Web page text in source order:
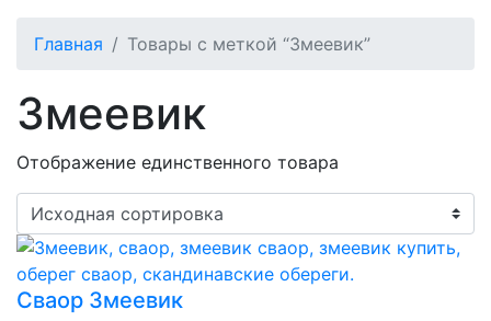
Главная Товары с меткой “Змеевик”
Змеевик
Отображение единственного товара
Сваор Змеевик